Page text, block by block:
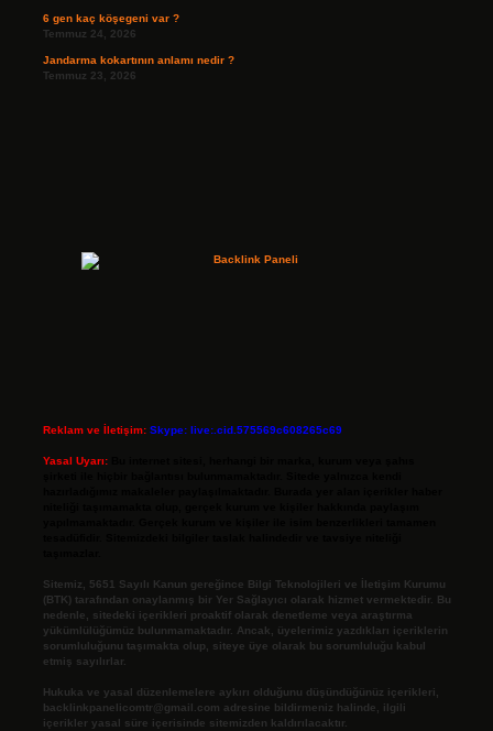
6 gen kaç köşegeni var ?
Temmuz 24, 2026
Jandarma kokartının anlamı nedir ?
Temmuz 23, 2026
Reklam ve İletişim: Skype: live:.cid.575569c608265c69
Yasal Uyarı:
Sitemiz, 5651 Sayılı Kanun gereğince Bilgi Teknolojileri ve İletişim Kurumu
(BTK) tarafından onaylanmış bir Yer Sağlayıcı olarak hizmet vermektedir. Bu
nedenle, sitedeki içerikleri proaktif olarak denetleme veya araştırma
yükümlülüğümüz bulunmamaktadır. Ancak, üyelerimiz yazdıkları içeriklerin
sorumluluğunu taşımakta olup, siteye üye olarak bu sorumluluğu kabul
etmiş sayılırlar.
Hukuka ve yasal düzenlemelere aykırı olduğunu düşündüğünüz içerikleri,
backlinkpanelicomtr@gmail.com adresine bildirmeniz halinde, ilgili
içerikler yasal süre içerisinde sitemizden kaldırılacaktır.